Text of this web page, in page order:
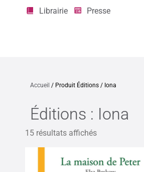
Librairie Presse
Accueil / Produit Éditions / Iona
Éditions : Iona
15 résultats affichés